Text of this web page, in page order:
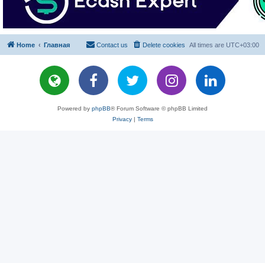
Home Главная All times are UTC+03:00
Delete cookies
Contact us
Powered by phpBB® Forum Software © phpBB Limited
Privacy| Terms